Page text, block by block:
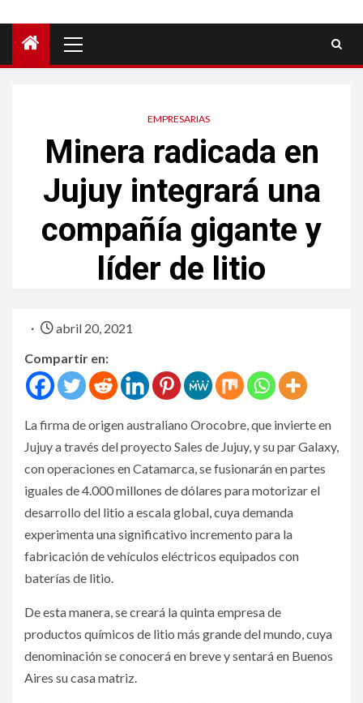
EMPRESARIAS
Minera radicada en
Jujuy integrará una
compañía gigante y
líder de litio
abril 20, 2021
Compartir en:
La firma de origen australiano Orocobre, que invierte en
Jujuy a través del proyecto Sales de Jujuy, y su par Galaxy,
con operaciones en Catamarca, se fusionarán en partes
iguales de 4.000 millones de dólares para motorizar el
desarrollo del litio a escala global, cuya demanda
experimenta una significativo incremento para la
fabricación de vehículos eléctricos equipados con
baterías de litio.
De esta manera, se creará la quinta empresa de
productos químicos de litio más grande del mundo, cuya
denominación se conocerá en breve y sentará en Buenos
Aires su casa matriz.